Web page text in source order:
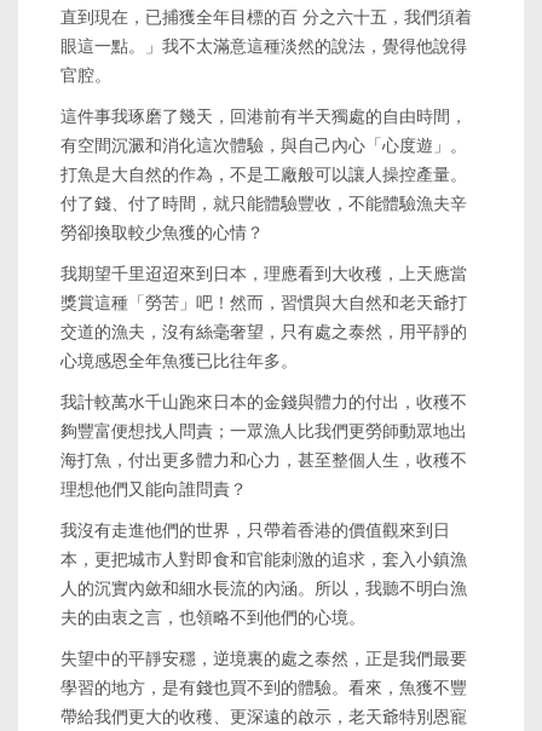
直到現在，已捕獲全年目標的百 分之六十五，我們須着
眼這一點。」我不太滿意這種淡然的說法，覺得他說得
官腔。
這件事我琢磨了幾天，回港前有半天獨處的自由時間，
有空間沉澱和消化這次體驗，與自己內心「心度遊」。
打魚是大自然的作為，不是工廠般可以讓人操控產量。
付了錢、付了時間，就只能體驗豐收，不能體驗漁夫辛
勞卻換取較少魚獲的心情？
我期望千里迢迢來到日本，理應看到大收穫，上天應當
獎賞這種「勞苦」吧！然而，習慣與大自然和老天爺打
交道的漁夫，沒有絲毫奢望，只有處之泰然，用平靜的
心境感恩全年魚獲已比往年多。
我計較萬水千山跑來日本的金錢與體力的付出，收穫不
夠豐富便想找人問責；一眾漁人比我們更勞師動眾地出
海打魚，付出更多體力和心力，甚至整個人生，收穫不
理想他們又能向誰問責？
我沒有走進他們的世界，只帶着香港的價值觀來到日
本，更把城市人對即食和官能刺激的追求，套入小鎮漁
人的沉實內斂和細水長流的內涵。所以，我聽不明白漁
夫的由衷之言，也領略不到他們的心境。
失望中的平靜安穩，逆境裏的處之泰然，正是我們最要
學習的地方，是有錢也買不到的體驗。看來，魚獲不豐
帶給我們更大的收穫、更深遠的啟示，老天爺特別恩寵